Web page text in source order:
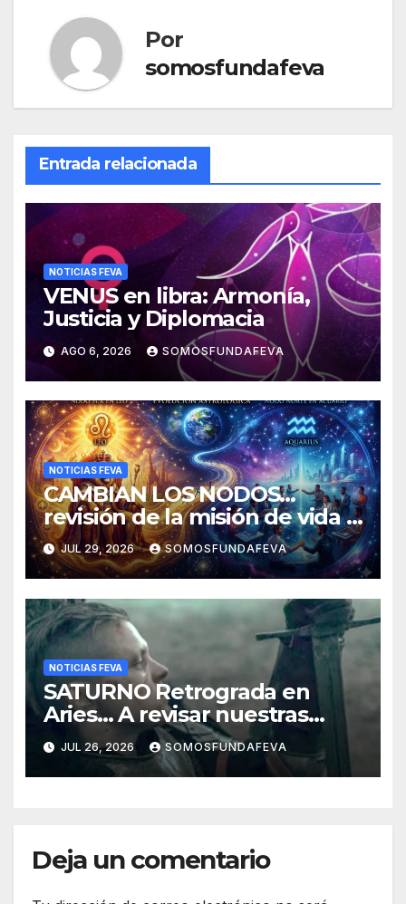
Por
somosfundafeva
Entrada relacionada
NOTICIAS FEVA
VENUS en libra: Armonía,
Justicia y Diplomacia
AGO 6, 2026 SOMOSFUNDAFEVA
NOTICIAS FEVA
CAMBIAN LOS NODOS…
revisión de la misión de vida y
experiencias
JUL 29, 2026 SOMOSFUNDAFEVA
NOTICIAS FEVA
SATURNO Retrograda en
Aries… A revisar nuestras
acciones pasadas y pensar
mejor las futuras
JUL 26, 2026 SOMOSFUNDAFEVA
Deja un comentario